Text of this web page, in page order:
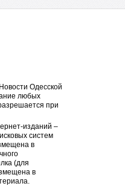
Одесской
любых
при
изданий –
систем
в
(для
в